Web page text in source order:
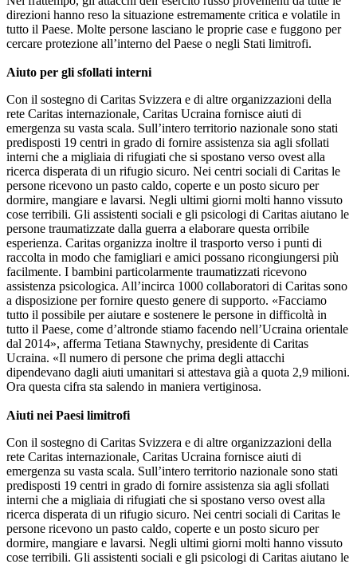
direzioni hanno reso la situazione estremamente critica e volatile in
tutto il Paese. Molte persone lasciano le proprie case e fuggono per
cercare protezione all’interno del Paese o negli Stati limitrofi.
Aiuto per gli sfollati interni
Con il sostegno di Caritas Svizzera e di altre organizzazioni della
rete Caritas internazionale, Caritas Ucraina fornisce aiuti di
emergenza su vasta scala. Sull’intero territorio nazionale sono stati
predisposti 19 centri in grado di fornire assistenza sia agli sfollati
interni che a migliaia di rifugiati che si spostano verso ovest alla
ricerca disperata di un rifugio sicuro. Nei centri sociali di Caritas le
persone ricevono un pasto caldo, coperte e un posto sicuro per
dormire, mangiare e lavarsi. Negli ultimi giorni molti hanno vissuto
cose terribili. Gli assistenti sociali e gli psicologi di Caritas aiutano le
persone traumatizzate dalla guerra a elaborare questa orribile
esperienza. Caritas organizza inoltre il trasporto verso i punti di
raccolta in modo che famigliari e amici possano ricongiungersi più
facilmente. I bambini particolarmente traumatizzati ricevono
assistenza psicologica. All’incirca 1000 collaboratori di Caritas sono
a disposizione per fornire questo genere di supporto. «Facciamo
tutto il possibile per aiutare e sostenere le persone in difficoltà in
tutto il Paese, come d’altronde stiamo facendo nell’Ucraina orientale
dal 2014», afferma Tetiana Stawnychy, presidente di Caritas
Ucraina. «Il numero di persone che prima degli attacchi
dipendevano dagli aiuti umanitari si attestava già a quota 2,9 milioni.
Ora questa cifra sta salendo in maniera vertiginosa.
Aiuti nei Paesi limitrofi
Con il sostegno di Caritas Svizzera e di altre organizzazioni della
rete Caritas internazionale, Caritas Ucraina fornisce aiuti di
emergenza su vasta scala. Sull’intero territorio nazionale sono stati
predisposti 19 centri in grado di fornire assistenza sia agli sfollati
interni che a migliaia di rifugiati che si spostano verso ovest alla
ricerca disperata di un rifugio sicuro. Nei centri sociali di Caritas le
persone ricevono un pasto caldo, coperte e un posto sicuro per
dormire, mangiare e lavarsi. Negli ultimi giorni molti hanno vissuto
cose terribili. Gli assistenti sociali e gli psicologi di Caritas aiutano le